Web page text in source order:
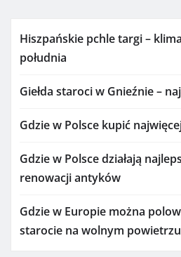
Hiszpańskie pchle targi –
południa
Giełda staroci w Gnieźnie –
Gdzie w Polsce kupić
Gdzie w Polsce działają
renowacji antyków
Gdzie w Europie można
starocie na wolnym powietrzu